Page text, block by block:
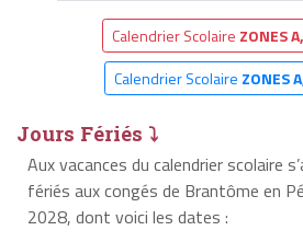
Calendrier Scolaire ZONES
Calendrier Scolaire ZONES
Jours Fériés ⤵
Aux vacances du calendrier scolaire
fériés aux congés de Brantôme en
2028, dont voici les dates :